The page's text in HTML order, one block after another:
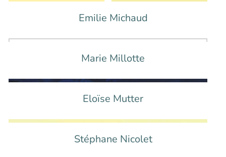
Emilie Michaud
Marie Millotte
Eloïse Mutter
Stéphane Nicolet